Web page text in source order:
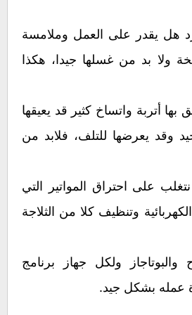
هل يقدر على العمل وملامسة
ولا بد من غسلها جيدا، هكذا
بها أتربة واتساخ كثير قد يعيقها
وقد يعرضها للتلف، فلابد من
على احتراق المواتير التي
وتنظيف كلا من الثلاجة
والبوتاجاز ولكل جهاز برنامج
عمله بشكل جيد.